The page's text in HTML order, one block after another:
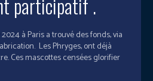
à Paris a trouvé des fonds, via
Les Phryges, ont déjà
Ces mascottes censées glorifier